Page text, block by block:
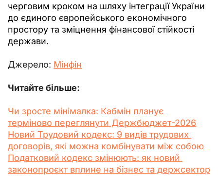
черговим кроком на шляху інтеграції України
до єдиного європейського економічного
простору та зміцнення фінансової стійкості
держави.
Джерело: Мінфін
Читайте більше:
Чи зросте мінімалка: Кабмін планує
терміново переглянути Держбюджет-2026
Новий Трудовий кодекс: 9 видів трудових
договорів, які можна комбінувати між собою
Податковий кодекс змінюють: як новий
законопроєкт вплине на бізнес та держсектор